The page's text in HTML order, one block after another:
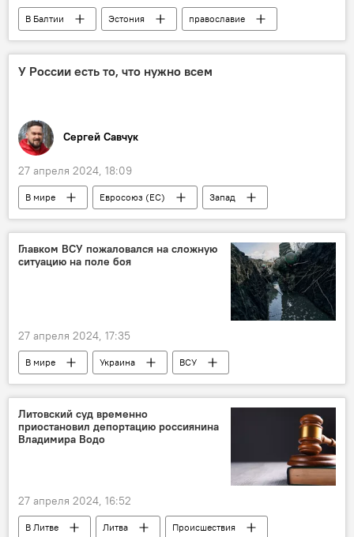
В Балтии Эстония
православие
религия
РПЦ
православные
Общество
У России есть то, что нужно всем
Сергей Савчук
27 апреля 2024, 18:09
В мире Евросоюз (ЕС)
Запад
Россия
газ
промышленность
Экономика
торговля
санкции
Европа
Главком ВСУ пожаловался на сложную
ситуацию на поле боя
27 апреля 2024, 17:35
В мире Украина
ВСУ
армия
вооруженные силы
спецоперация
Спецоперация России по защите Донбасса
Литовский суд временно
приостановил депортацию россиянина
Владимира Водо
27 апреля 2024, 16:52
В Литве Литва Происшествия